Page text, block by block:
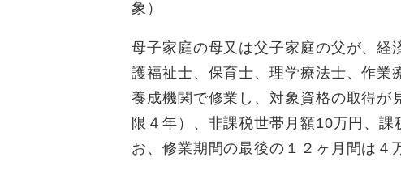
象）
母子家庭の母又は父子家庭の父が、経
護福祉士、保育士、理学療法士、作業
養成機関で修業し、対象資格の取得が
限４年）、非課税世帯月額10万円、
お、修業期間の最後の１２ヶ月間は４